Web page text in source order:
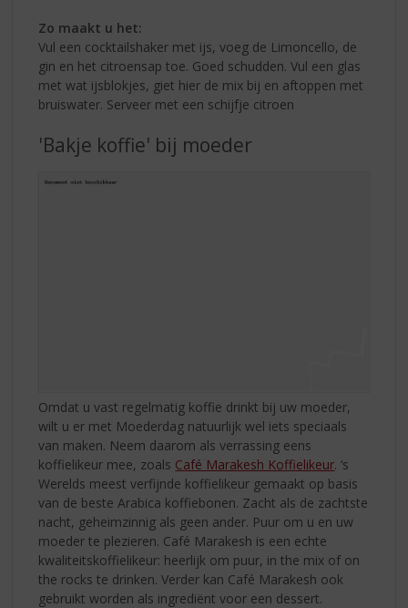
Zo maakt u het:
Vul een cocktailshaker met ijs, voeg de Limoncello, de
gin en het citroensap toe. Goed schudden. Vul een glas
met wat ijsblokjes, giet hier de mix bij en aftoppen met
bruiswater. Serveer met een schijfje citroen
'Bakje koffie' bij moeder
Omdat u vast regelmatig koffie drinkt bij uw moeder,
wilt u er met Moederdag natuurlijk wel iets speciaals
van maken. Neem daarom als verrassing eens
koffielikeur mee, zoals Café Marakesh Koffielikeur. ‘s
Werelds meest verfijnde koffielikeur gemaakt op basis
van de beste Arabica koffiebonen. Zacht als de zachtste
nacht, geheimzinnig als geen ander. Puur om u en uw
moeder te plezieren. Café Marakesh is een echte
kwaliteitskoffielikeur: heerlijk om puur, in the mix of on
the rocks te drinken. Verder kan Café Marakesh ook
gebruikt worden als ingrediënt voor een dessert.